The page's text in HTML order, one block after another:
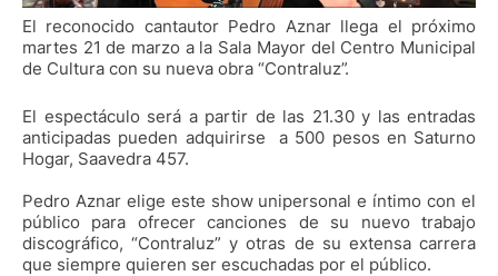
El reconocido cantautor Pedro Aznar llega el próximo
martes 21 de marzo a la Sala Mayor del Centro Municipal
de Cultura con su nueva obra “Contraluz”.
El espectáculo será a partir de las 21.30 y las entradas
anticipadas pueden adquirirse a 500 pesos en Saturno
Hogar, Saavedra 457.
Pedro Aznar elige este show unipersonal e íntimo con el
público para ofrecer canciones de su nuevo trabajo
discográfico, “Contraluz” y otras de su extensa carrera
que siempre quieren ser escuchadas por el público.